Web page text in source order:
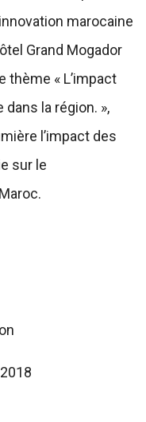
marocaine
Grand Mogador
thème « L’impact
la région. »,
l’impact des
sur le